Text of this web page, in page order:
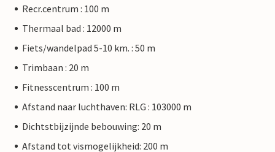
Recr.centrum : 100 m
Thermaal bad : 12000 m
Fiets/wandelpad 5-10 km. : 50 m
Trimbaan : 20 m
Fitnesscentrum : 100 m
Afstand naar luchthaven: RLG : 103000 m
Dichtstbijzijnde bebouwing: 20 m
Afstand tot vismogelijkheid: 200 m